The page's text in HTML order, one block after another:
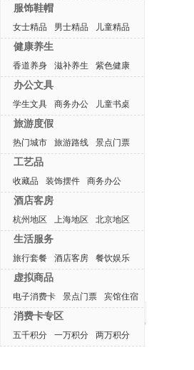
服饰鞋帽
女士精品 男士精品 儿童精品
健康养生
香道养身 滋补养生 紫色健康
办公文具
学生文具 商务办公 儿童书桌
旅游度假
热门城市 旅游路线 景点门票
工艺品
收藏品 装饰摆件 商务办公
酒店客房
杭州地区 上海地区 北京地区
生活服务
旅行套餐 酒店客房 餐饮娱乐
虚拟商品
电子消费卡 景点门票 宾馆住宿
消费卡专区
五千积分 一万积分 两万积分
热门排行
最近浏览产品